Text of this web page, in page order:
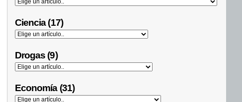
Ciencia (17)
Drogas (9)
Economía (31)